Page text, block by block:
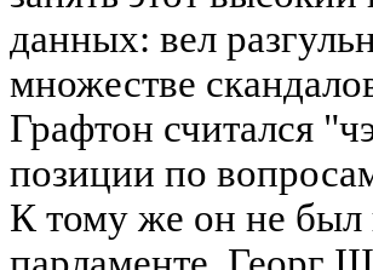
данных: вел
множестве
Графтон считался
позиции по
К тому же он не был